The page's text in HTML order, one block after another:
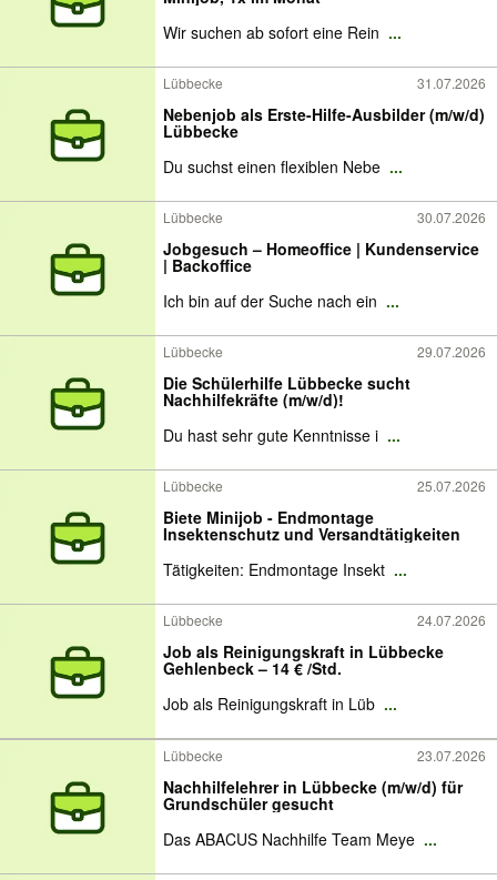
Wir suchen ab sofort eine Rein ...
Lübbecke 31.07.2026
Nebenjob als Erste-Hilfe-Ausbilder (m/w/d)
Lübbecke
Du suchst einen flexiblen Nebe ...
Lübbecke 30.07.2026
Jobgesuch – Homeoffice | Kundenservice
| Backoffice
Ich bin auf der Suche nach ein ...
Lübbecke 29.07.2026
Die Schülerhilfe Lübbecke sucht
Nachhilfekräfte (m/w/d)!
Du hast sehr gute Kenntnisse i ...
Lübbecke 25.07.2026
Biete Minijob - Endmontage
Insektenschutz und Versandtätigkeiten
Tätigkeiten: Endmontage Insekt ...
Lübbecke 24.07.2026
Job als Reinigungskraft in Lübbecke
Gehlenbeck – 14 € /Std.
Job als Reinigungskraft in Lüb ...
Lübbecke 23.07.2026
Nachhilfelehrer in Lübbecke (m/w/d) für
Grundschüler gesucht
Das ABACUS Nachhilfe Team Meye ...